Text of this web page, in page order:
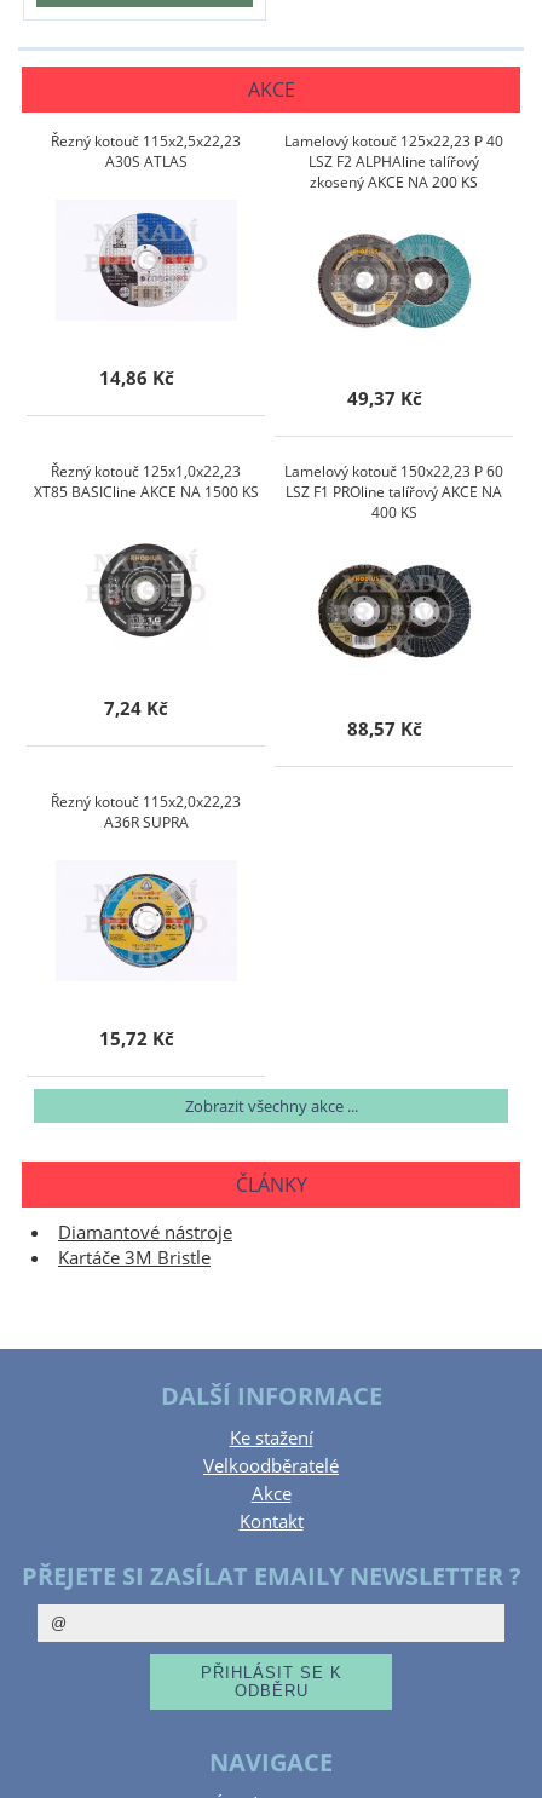
AKCE
Řezný kotouč 115x2,5x22,23
A30S ATLAS
14,86 Kč
Lamelový kotouč 125x22,23 P 40
LSZ F2 ALPHAline talířový
zkosený AKCE NA 200 KS
49,37 Kč
Řezný kotouč 125x1,0x22,23
XT85 BASICline AKCE NA 1500 KS
7,24 Kč
Lamelový kotouč 150x22,23 P 60
LSZ F1 PROline talířový AKCE NA
400 KS
88,57 Kč
Řezný kotouč 115x2,0x22,23
A36R SUPRA
15,72 Kč
Zobrazit všechny akce ...
ČLÁNKY
Diamantové nástroje
Kartáče 3M Bristle
DALŠÍ INFORMACE
Ke stažení
Velkoodběratelé
Akce
Kontakt
PŘEJETE SI ZASÍLAT EMAILY NEWSLETTER ?
NAVIGACE